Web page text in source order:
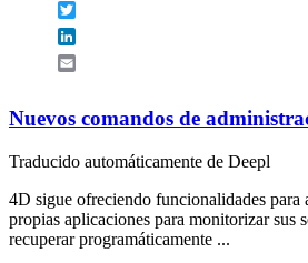
Nuevos comandos de
Traducido automáticamente de Deepl
4D sigue ofreciendo funcionalidades para
propias aplicaciones para monitorizar sus
recuperar programáticamente ...